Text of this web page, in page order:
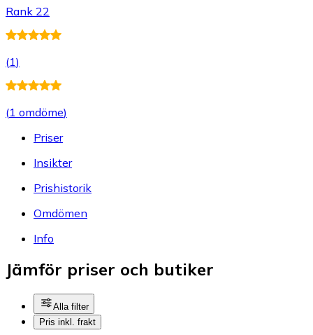
Rank 22
(1)
(1 omdöme)
Priser
Insikter
Prishistorik
Omdömen
Info
Jämför priser och butiker
Alla filter
Pris inkl. frakt